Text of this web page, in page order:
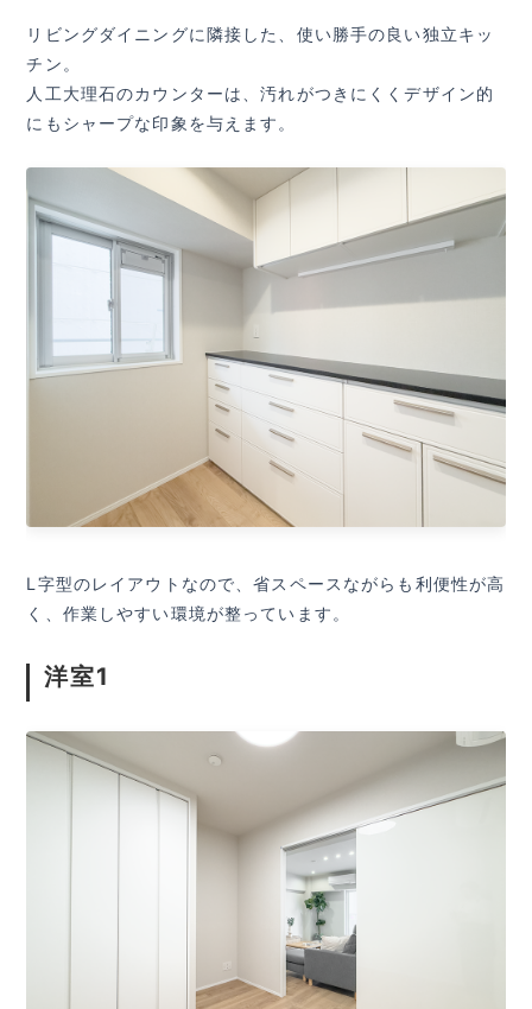
リビングダイニングに隣接した、使い勝手の良い独立キッ
チン。
人工大理石のカウンターは、汚れがつきにくくデザイン的
にもシャープな印象を与えます。
L字型のレイアウトなので、省スペースながらも利便性が高
く、作業しやすい環境が整っています。
洋室1